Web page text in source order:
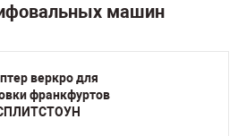
машин
веркро для
франкфуртов